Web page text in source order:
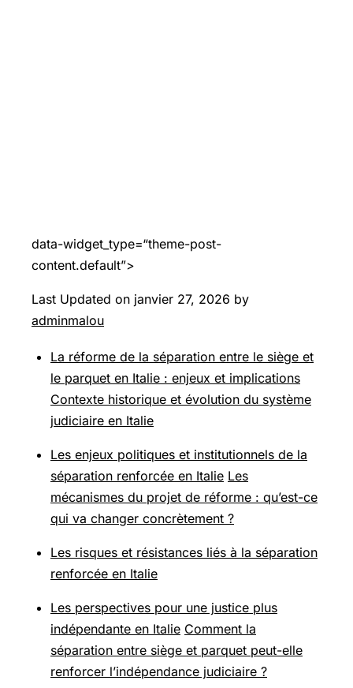
data-widget_type=“theme-post-
content.default”>
Last Updated on janvier 27, 2026 by
adminmalou
La réforme de la séparation entre le siège et
le parquet en Italie : enjeux et implications
Contexte historique et évolution du système
judiciaire en Italie
Les enjeux politiques et institutionnels de la
séparation renforcée en Italie Les
mécanismes du projet de réforme : qu’est-ce
qui va changer concrètement ?
Les risques et résistances liés à la séparation
renforcée en Italie
Les perspectives pour une justice plus
indépendante en Italie Comment la
séparation entre siège et parquet peut-elle
renforcer l’indépendance judiciaire ?